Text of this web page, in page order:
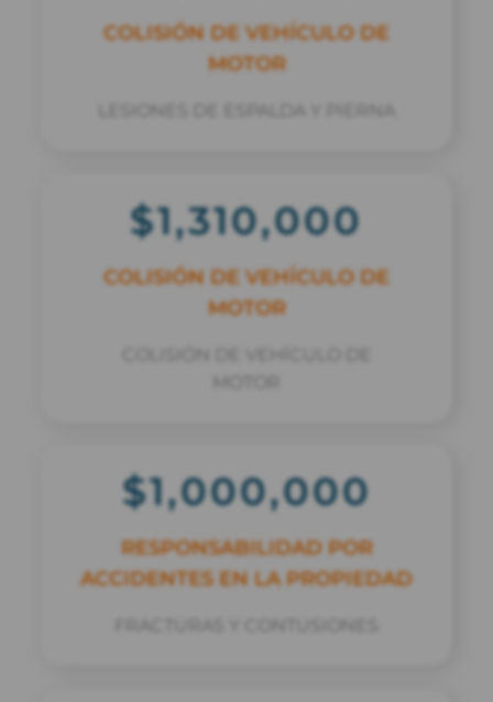
COLISIÓN DE VEHÍCULO DE
MOTOR
$1,310,000
COLISIÓN DE VEHÍCULO DE
MOTOR
$1,000,000
RESPONSABILIDAD POR
ACCIDENTES EN LA PROPIEDAD